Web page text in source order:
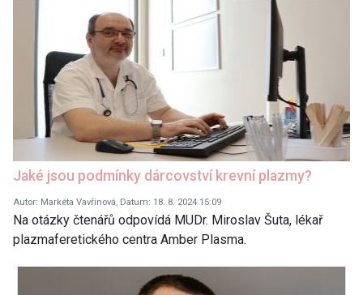
Jaké jsou podmínky dárcovství krevní plazmy?
Autor: Markéta Vavřinová, Datum: 18. 8. 2024 15:09
Na otázky čtenářů odpovídá MUDr. Miroslav Šuta, lékař
plazmaferetického centra Amber Plasma.